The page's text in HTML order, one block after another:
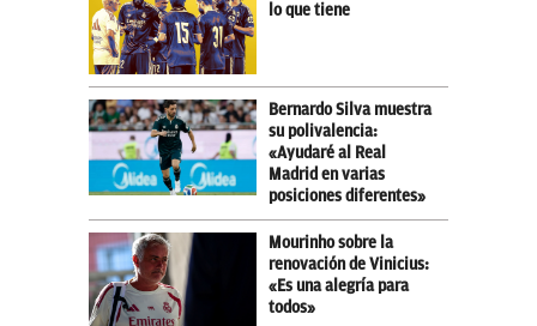
lo que tiene
Bernardo Silva muestra
su polivalencia:
«Ayudaré al Real
Madrid en varias
posiciones diferentes»
Mourinho sobre la
renovación de Vinicius:
«Es una alegría para
todos»